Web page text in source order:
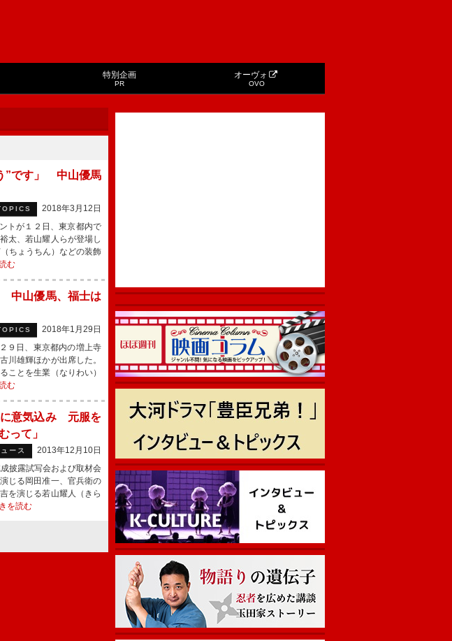
特別企画
PR
オーヴォ
OVO
”です」 中山優馬
2018年3月12日
トが１２日、東京都内で
太、若山耀人らが登場し
ちょうちん）などの装飾
む
中山優馬、福士は
2018年1月29日
９日、東京都内の増上寺
川雄輝ほかが出席した。
ことを生業（なりわい）
む
に意気込み 元服を
って」
ース
2013年12月10日
披露試写会および取材会
じる岡田准一、官兵衛の
を演じる若山耀人（きら
を読む